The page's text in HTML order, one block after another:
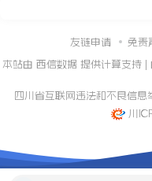
友链申请 免责
本站由 西信数据 提供计算支持 |
四川省互联网违法和不良信息
川